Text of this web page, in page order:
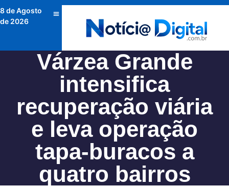
8 de Agosto
de 2026
Várzea Grande
intensifica
recuperação viária
e leva operação
tapa-buracos a
quatro bairros